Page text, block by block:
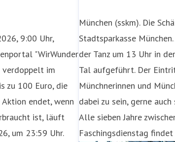
9:00 Uhr,
"WirWunder
verdoppelt im
zu 100 Euro, die
Aktion endet, wenn
ist, läuft
um 23:59 Uhr.
München (sskm). Die
Stadtsparkasse
der Tanz um 13 Uhr in
Tal aufgeführt. Der
Münchnerinnen und
dabei zu sein, gerne auch
Alle sieben Jahre
Faschingsdienstag